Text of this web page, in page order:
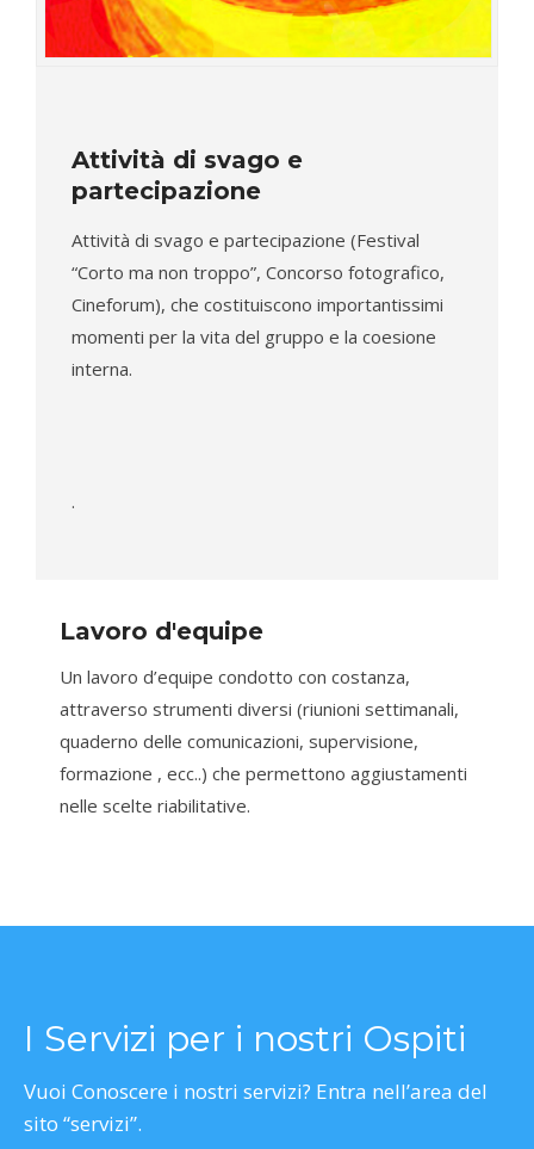
Attività di svago e
partecipazione
Attività di svago e partecipazione (Festival
“Corto ma non troppo”, Concorso fotografico,
Cineforum), che costituiscono importantissimi
momenti per la vita del gruppo e la coesione
interna.
.
Lavoro d'equipe
Un lavoro d’equipe condotto con costanza,
attraverso strumenti diversi (riunioni settimanali,
quaderno delle comunicazioni, supervisione,
formazione , ecc..) che permettono aggiustamenti
nelle scelte riabilitative.
I Servizi per i nostri Ospiti
Vuoi Conoscere i nostri servizi? Entra nell’area del
sito “servizi”.